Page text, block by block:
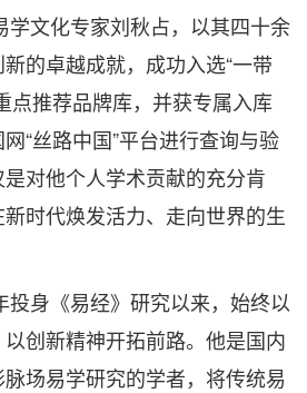
文化专家刘秋占，以其四十余
的卓越成就，成功入选“一带
点推荐品牌库，并获专属入库
“丝路中国”平台进行查询与验
对他个人学术贡献的充分肯
时代焕发活力、走向世界的生
身《易经》研究以来，始终以
创新精神开拓前路。他是国内
场易学研究的学者，将传统易